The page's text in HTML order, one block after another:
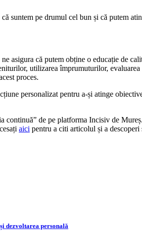
suntem pe drumul cel bun și că putem
asigura că putem obține o educație de
utilizarea împrumuturilor,
proces.
personalizat pentru a-și atinge
de pe platforma Incisiv de
aici pentru a citi articolul și a
dezvoltarea personală